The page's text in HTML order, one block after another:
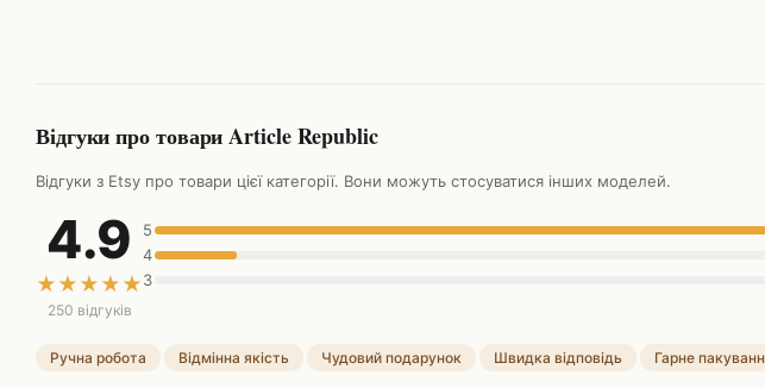
Відгуки про товари Article Republic
Відгуки з Etsy про товари цієї категорії. Вони можуть стосуватися інших моделей.
4.9
★ ★ ★ ★ ★
250 відгуків
5
4
3
Ручна робота Відмінна якість Чудовий подарунок Швидка відповідь Гарне